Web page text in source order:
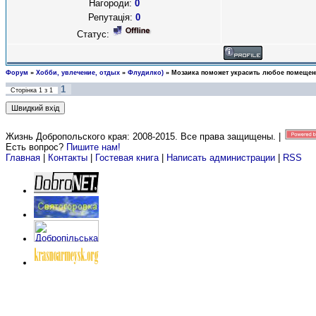
Нагороди: 0
Репутація: 0
Статус:
Форум » Хобби, увлечение, отдых » Флудилко) » Мозаика поможет украсить любое
Сторінка 1 з 1 1
Жизнь Добропольского края: 2008-2015. Все права защищены. |
Есть вопрос? Пишите нам!
Главная
Контакты Гостевая книга| Написать администрации RSS